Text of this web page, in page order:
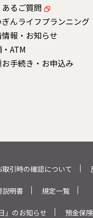
あるご質問
ぎんライフプランニング
報・お知らせ
ATM
手続き・お申込み
取引時の確認について
説明書 規定一覧
」のお知らせ 預金保